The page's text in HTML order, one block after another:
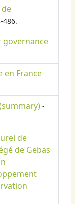
de
486.
governance
en France
-
de
de Gebas